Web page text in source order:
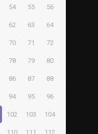
54 55 56
62 63 64
70 71 72
78 79 80
86 87 88
94 95 96
102 103 104
110 111 112